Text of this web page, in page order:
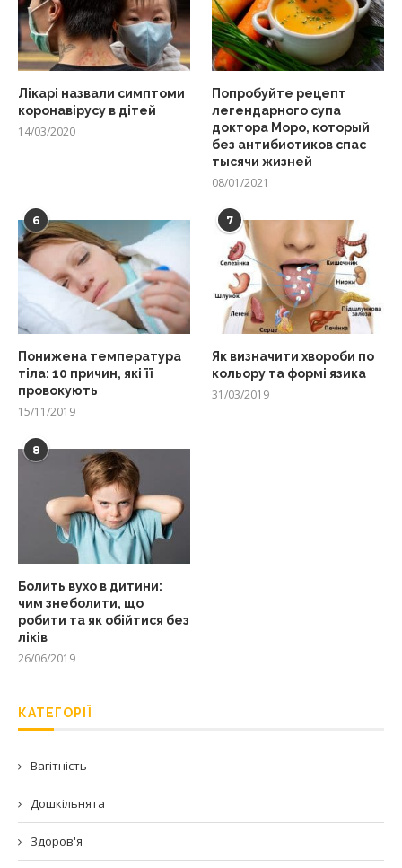
Лікарі назвали симптоми
коронавірусу в дітей
14/03/2020
Попробуйте рецепт
легендарного супа
доктора Моро, который
без антибиотиков спас
тысячи жизней
08/01/2021
6
Понижена температура
тіла: 10 причин, які її
провокують
15/11/2019
7
Як визначити хвороби по
кольору та формі язика
31/03/2019
8
Болить вухо в дитини:
чим знеболити, що
робити та як обійтися без
ліків
26/06/2019
КАТЕГОРІЇ
Вагітність
Дошкільнята
Здоров'я